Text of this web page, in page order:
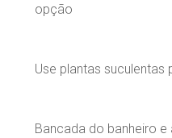
opção
Use plantas suculentas
Bancada do banheiro